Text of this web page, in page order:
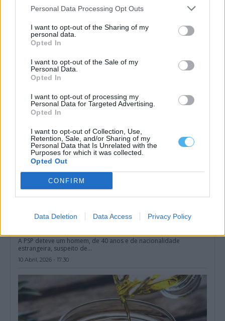
Personal Data Processing Opt Outs
I want to opt-out of the Sharing of my
personal data.
Opted In
I want to opt-out of the Sale of my
Personal Data.
Opted In
I want to opt-out of processing my
Personal Data for Targeted Advertising.
Opted In
I want to opt-out of Collection, Use,
Retention, Sale, and/or Sharing of my
Personal Data that Is Unrelated with the
Purposes for which it was collected.
Opted Out
CONFIRM
Data Deletion Data Access Privacy Policy
Ouro e bronze para azeites de Cano (Sousel) em concurso
internacional em Espanha
voltou a ser distinguida nos...
14 Maio, 2026 - 20:00
A PSP deteve um homem, de 40 anos e de nacionalidade
estrangeira, suspeito de...
10 Abril, 2026 - 17:30